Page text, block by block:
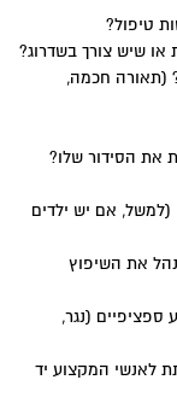
טיפול?
שיש צורך בשדרוג?
(תאורה חכמה,
את הסידור שלו?
(למשל, אם יש ילדים
את השיפוץ
ספציפיים (נגר,
לאנשי המקצוע יד